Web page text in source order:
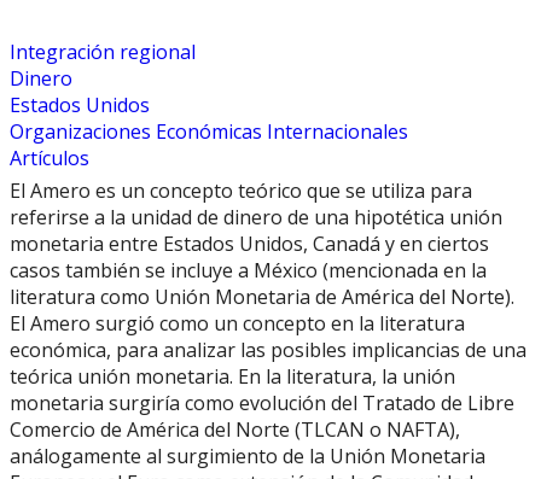
Integración regional
Dinero
Estados Unidos
Organizaciones Económicas Internacionales
Artículos
El Amero es un concepto teórico que se utiliza para
referirse a la unidad de dinero de una hipotética unión
monetaria entre Estados Unidos, Canadá y en ciertos
casos también se incluye a México (mencionada en la
literatura como Unión Monetaria de América del Norte).
El Amero surgió como un concepto en la literatura
económica, para analizar las posibles implicancias de una
teórica unión monetaria. En la literatura, la unión
monetaria surgiría como evolución del Tratado de Libre
Comercio de América del Norte (TLCAN o NAFTA),
análogamente al surgimiento de la Unión Monetaria